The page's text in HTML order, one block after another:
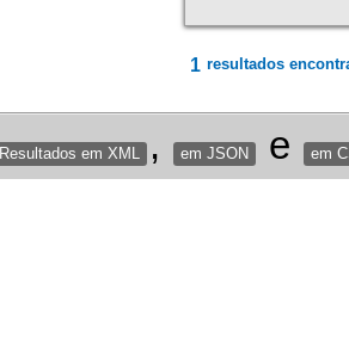
1 resultados
Resultados em XML , em JSON e em